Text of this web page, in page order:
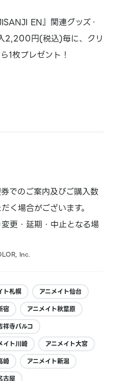
EN』関連グッズ・
2,200円(税込)毎に、クリ
1枚プレゼント！
でのご案内及びご購入数
く場合がございます。
更・延期・中止となる場
Inc.
ト札幌
アニメイト仙台
宿
アニメイト秋葉原
祥寺パルコ
イト川崎
アニメイト大宮
崎
アニメイト新潟
古屋